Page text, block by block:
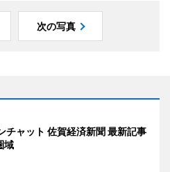
次の写真
チャット 佐賀経済新聞 最新記事
域